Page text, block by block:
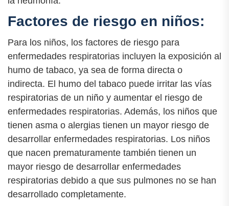
Factores de riesgo en niños:
Para los niños, los factores de riesgo para
enfermedades respiratorias incluyen la exposición al
humo de tabaco, ya sea de forma directa o
indirecta. El humo del tabaco puede irritar las vías
respiratorias de un niño y aumentar el riesgo de
enfermedades respiratorias. Además, los niños que
tienen asma o alergias tienen un mayor riesgo de
desarrollar enfermedades respiratorias. Los niños
que nacen prematuramente también tienen un
mayor riesgo de desarrollar enfermedades
respiratorias debido a que sus pulmones no se han
desarrollado completamente.